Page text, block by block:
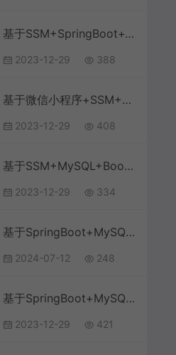
基于SSM+SpringBoot+Vue+ElementUI前后端分离的校园岗位招聘就业管理系统
2023-12-29 388
基于微信小程序+SSM+MySQL的校园二手交易平台小程序(附论文)
2023-12-29 408
基于SSM+MySQL+Bootstrap的学生信息管理系统
2023-12-29 334
基于SpringBoot+MySQL+Vue.js的高校危化试剂仓储系统(附论文)
2024-07-12 248
基于SpringBoot+MySQL+Vue的学生选课成绩信息管理系统
2023-12-29 421